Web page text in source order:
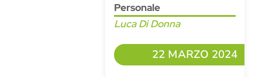
Personale
Luca Di Donna
22 MARZO 2024